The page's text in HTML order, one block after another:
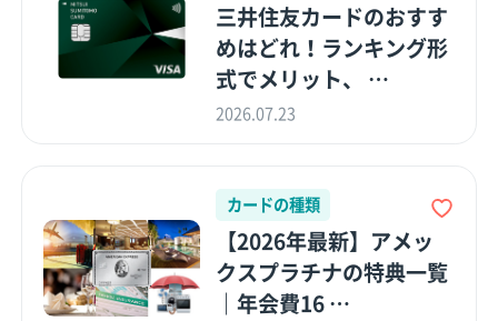
三井住友カードのおすす
めはどれ！ランキング形
式でメリット、 …
2026.07.23
カードの種類
【2026年最新】アメッ
クスプラチナの特典一覧
｜年会費16 …